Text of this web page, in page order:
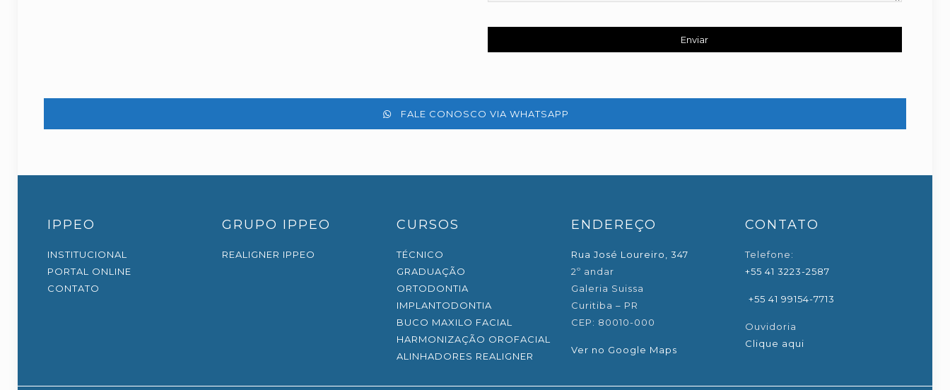
FALE CONOSCO VIA WHATSAPP
IPPEO
INSTITUCIONAL
PORTAL ONLINE
CONTATO
GRUPO IPPEO
REALIGNER IPPEO
CURSOS
TÉCNICO
GRADUAÇÃO
ORTODONTIA
IMPLANTODONTIA
BUCO MAXILO FACIAL
HARMONIZAÇÃO OROFACIAL
ALINHADORES REALIGNER
ENDEREÇO
Rua José Loureiro, 347
2º andar
Galeria Suissa
Curitiba – PR
CEP: 80010-000
Ver no Google Maps
CONTATO
Telefone:
+55 41 3223-2587
+55 41 99154-7713
Ouvidoria
Clique aqui